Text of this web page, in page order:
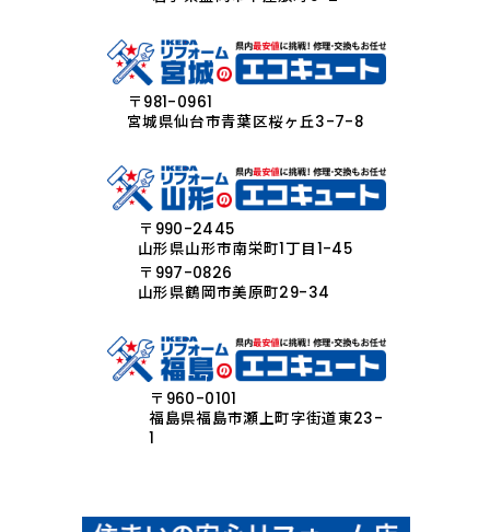
〒981-0961
宮城県仙台市青葉区桜ヶ丘3-7-8
〒990-2445
山形県山形市南栄町1丁目1-45
〒997-0826
山形県鶴岡市美原町29-34
〒960-0101
福島県福島市瀬上町字街道東23-
1